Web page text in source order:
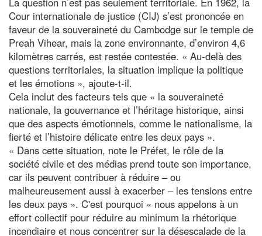
Cour internationale de justice (CIJ) s’est prononcée en
faveur de la souveraineté du Cambodge sur le temple de
Preah Vihear, mais la zone environnante, d’environ 4,6
kilomètres carrés, est restée contestée. « Au-delà des
questions territoriales, la situation implique la politique
et les émotions », ajoute-t-il.
Cela inclut des facteurs tels que « la souveraineté
nationale, la gouvernance et l’héritage historique, ainsi
que des aspects émotionnels, comme le nationalisme, la
fierté et l’histoire délicate entre les deux pays ».
« Dans cette situation, note le Préfet, le rôle de la
société civile et des médias prend toute son importance,
car ils peuvent contribuer à réduire – ou
malheureusement aussi à exacerber – les tensions entre
les deux pays ». C'est pourquoi « nous appelons à un
effort collectif pour réduire au minimum la rhétorique
incendiaire et nous concentrer sur la désescalade de la